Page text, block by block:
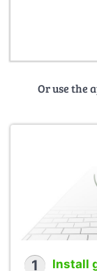
Or use the
1 Install